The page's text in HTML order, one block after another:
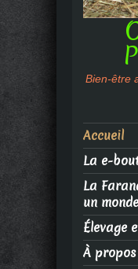
Bien-être
Accueil
La e-
La
un
Élevage
À propos